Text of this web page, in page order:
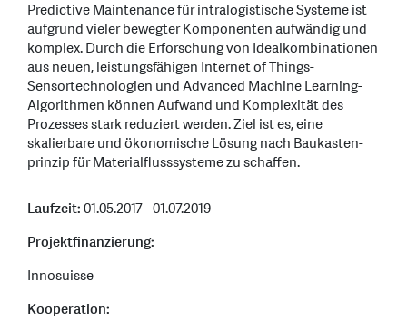
Predictive Maintenance für intralogistische Systeme ist
aufgrund vieler bewegter Komponenten aufwändig und
komplex. Durch die Erforschung von Idealkombinationen
aus neuen, leistungsfähigen Internet of Things-
Sensortechnologien und Advanced Machine Learning-
Algorithmen können Aufwand und Komplexität des
Prozesses stark reduziert werden. Ziel ist es, eine
skalierbare und ökonomische Lösung nach Baukasten-
prinzip für Materialflusssysteme zu schaffen.
Laufzeit:01.05.2017 - 01.07.2019
Projektfinanzierung:
Innosuisse
Kooperation: